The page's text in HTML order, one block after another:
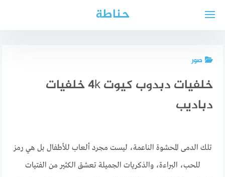
حناطة
صور
خلفيات دبدوب كيوت 4k خلفيات
دباديب
تلك الدمى المحشوة الناعمة، ليست مجرد ألعاب للأطفال بل هي رمز
للحب، البراءة، والذكريات الجميلة تعشق الكثير من الفتيات